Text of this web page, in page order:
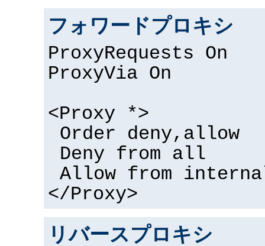
フォワードプロキシ
ProxyRequests On
ProxyVia On
<Proxy *>
Order deny,allow
Deny from all
Allow from
</Proxy>
リバースプロキシ